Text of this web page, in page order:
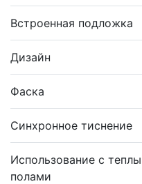
Встроенная подложка
Дизайн
Фаска
Синхронное тиснение
Использование с
полами